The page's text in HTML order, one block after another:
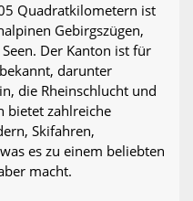
Quadratkilometern ist
Gebirgszügen,
Der Kanton ist für
darunter
die Rheinschlucht und
bietet zahlreiche
Skifahren,
es zu einem beliebten
macht.